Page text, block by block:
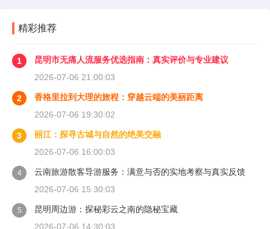
精彩推荐
1
昆明市无痛人流服务优选指南：真实评价与专业建议
2026-07-06 21:00:03
2
香格里拉到大理的旅程：穿越云端的美丽距离
2026-07-06 19:30:02
3
丽江：探寻古城与自然的绝美交融
2026-07-06 16:00:03
4
云南旅游散客导游服务：满意与否的实地考察与真实反馈
2026-07-06 15:30:03
5
昆明周边游：探秘彩云之南的隐秘宝藏
2026-07-06 14:30:03